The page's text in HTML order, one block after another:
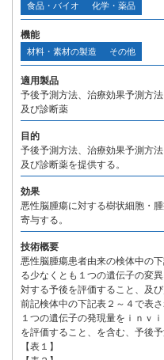
食品・バイオ 化学・薬品
機能
材料・素材の製造 その他
適用製品
予後予測方法、治療効果予測方
及び診断薬
目的
予後予測方法、治療効果予測方
及び診断薬を提供する。
効果
悪性脳腫瘍に対する樹状細胞・
寄与する。
技術概要
悪性脳腫瘍患者由来の検体中の
る少なくとも１つの遺伝子の変
対する予後を評価すること、及び
前記検体中の下記表２～４で表
１つの遺伝子の発現量をｉｎｖ
を評価すること、を含む、予後予
【表１】